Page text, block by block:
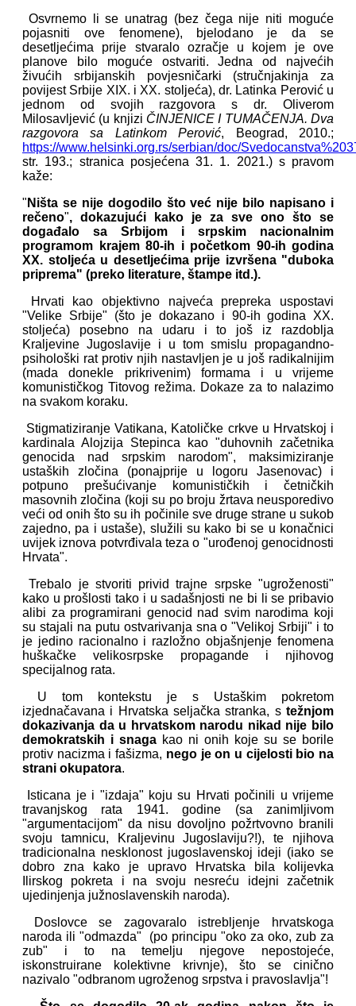
Osvrnemo li se unatrag (bez čega nije niti moguće
pojasniti ove fenomene), bjelodano je da se
desetljećima prije stvaralo ozračje u kojem je ove
planove bilo moguće ostvariti. Jedna od najvećih
živućih srbijanskih povjesničarki (stručnjakinja za
povijest Srbije XIX. i XX. stoljeća), dr. Latinka Perović u
jednom od svojih razgovora s dr. Oliverom
Milosavljević (u knjizi ČINJENICE I TUMAČENJA. Dva
razgovora sa Latinkom Perović, Beograd, 2010.;
https://www.helsinki.org.rs/serbian/doc/
str. 193.; stranica posjećena 31. 1. 2021.) s pravom
kaže:
" Ništa se nije dogodilo što već nije bilo napisano i
rečeno", dokazujući kako je za sve ono što se
događalo sa Srbijom i srpskim nacionalnim
programom krajem 80-ih i početkom 90-ih godina
XX. stoljeća u desetljećima prije izvršena "duboka
priprema" (preko literature, štampe itd.).
Hrvati kao objektivno najveća prepreka uspostavi
"Velike Srbije" (što je dokazano i 90-ih godina XX.
stoljeća) posebno na udaru i to još iz razdoblja
Kraljevine Jugoslavije i u tom smislu propagandno-
psihološki rat protiv njih nastavljen je u još radikalnijim
(mada donekle prikrivenim) formama i u vrijeme
komunističkog Titovog režima. Dokaze za to nalazimo
na svakom koraku.
Stigmatiziranje Vatikana, Katoličke crkve u Hrvatskoj i
kardinala Alojzija Stepinca kao "duhovnih začetnika
genocida nad srpskim narodom", maksimiziranje
ustaških zločina (ponajprije u logoru Jasenovac) i
potpuno prešućivanje komunističkih i četničkih
masovnih zločina (koji su po broju žrtava neusporedivo
veći od onih što su ih počinile sve druge strane u sukob
zajedno, pa i ustaše), služili su kako bi se u konačnici
uvijek iznova potvrđivala teza o "urođenoj genocidnosti
Hrvata".
Trebalo je stvoriti privid trajne srpske "ugroženosti"
kako u prošlosti tako i u sadašnjosti ne bi li se pribavio
alibi za programirani genocid nad svim narodima koji
su stajali na putu ostvarivanja sna o "Velikoj Srbiji" i to
je jedino racionalno i razložno objašnjenje fenomena
huškačke velikosrpske propagande i njihovog
specijalnog rata.
U tom kontekstu je s Ustaškim pokretom
izjednačavana i Hrvatska seljačka stranka, s težnjom
dokazivanja da u hrvatskom narodu nikad nije bilo
demokratskih i snaga kao ni onih koje su se borile
protiv nacizma i fašizma, nego je on u cijelosti bio na
strani okupatora.
Isticana je i "izdaja" koju su Hrvati počinili u vrijeme
travanjskog rata 1941. godine (sa zanimljivom
"argumentacijom" da nisu dovoljno požrtvovno branili
svoju tamnicu, Kraljevinu Jugoslaviju?!), te njihova
tradicionalna nesklonost jugoslavenskoj ideji (iako se
dobro zna kako je upravo Hrvatska bila kolijevka
Ilirskog pokreta i na svoju nesreću idejni začetnik
ujedinjenja južnoslavenskih naroda).
Doslovce se zagovaralo istrebljenje hrvatskoga
naroda ili "odmazda" (po principu "oko za oko, zub za
zub" i to na temelju njegove nepostojeće,
iskonstruirane kolektivne krivnje), što se cinično
nazivalo "odbranom ugroženog srpstva i pravoslavlja"!